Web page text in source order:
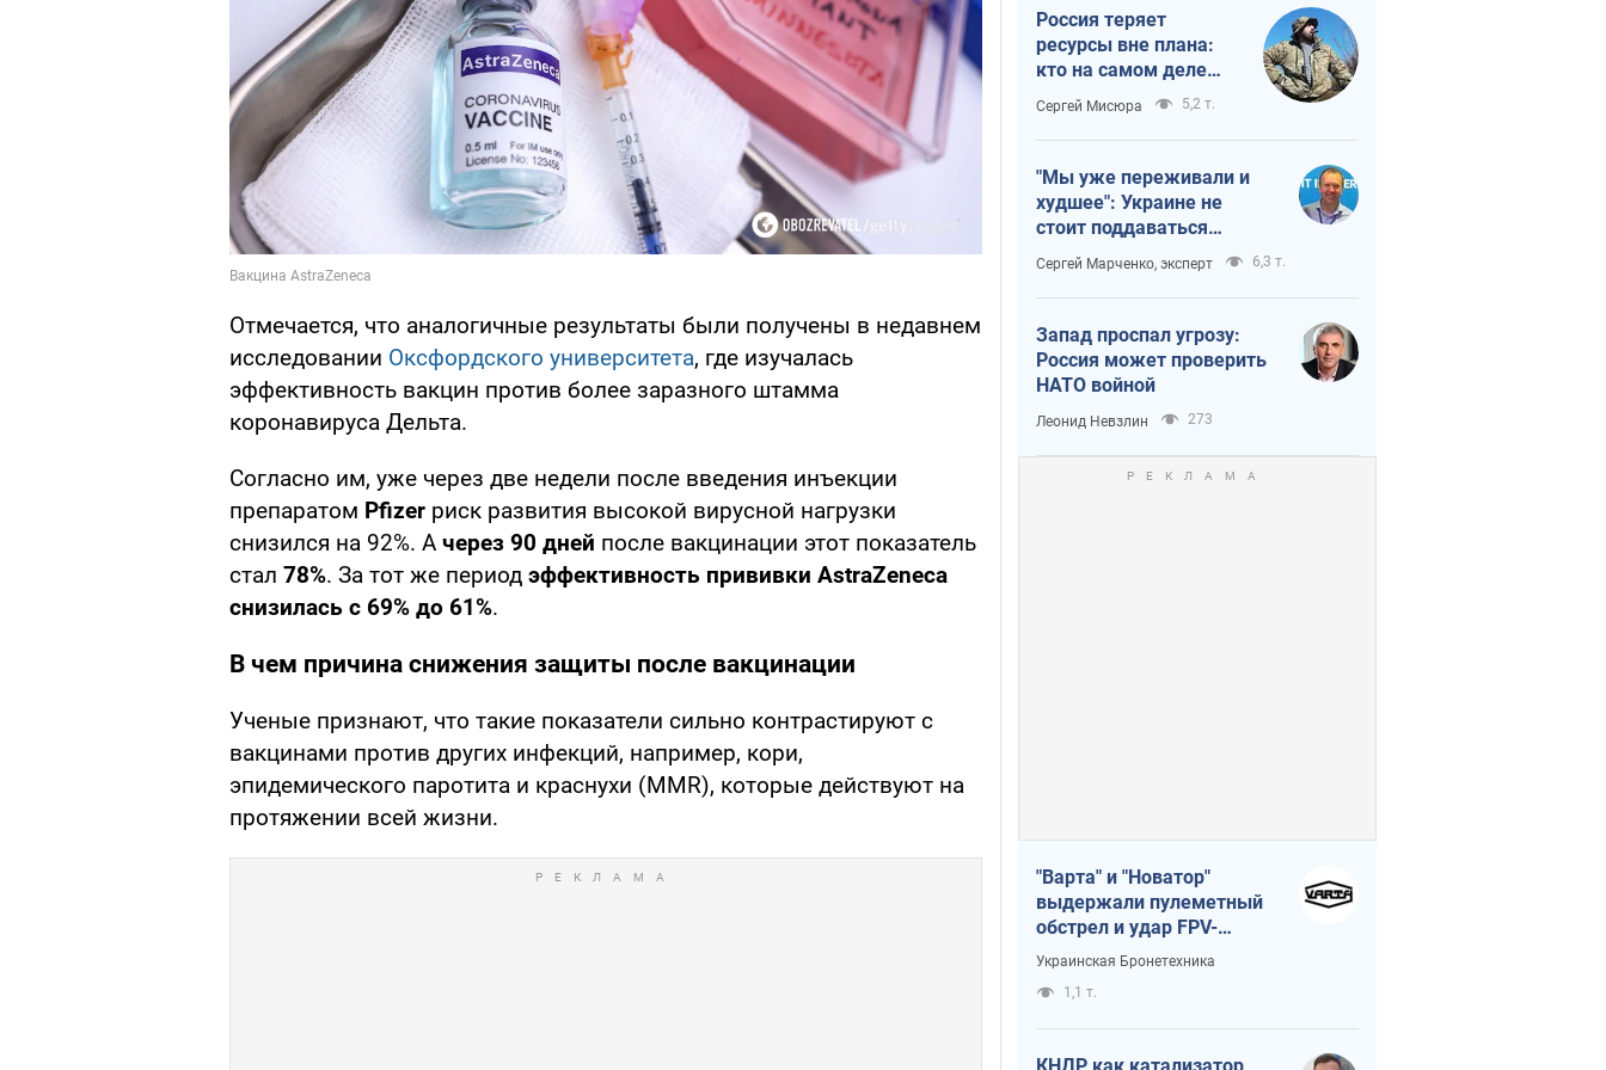
Отмечается, что аналогичные результаты были получены в недавнем
исследовании Оксфордского университета, где изучалась
эффективность вакцин против более заразного штамма
коронавируса Дельта.
Согласно им, уже через две недели после введения инъекции
препаратом Pfizer риск развития высокой вирусной нагрузки
снизился на 92%. А через 90 дней после вакцинации этот показатель
стал 78%. За тот же период эффективность прививки AstraZeneca
снизилась с 69% до 61%.
В чем причина снижения защиты после вакцинации
Ученые признают, что такие показатели сильно контрастируют с
вакцинами против других инфекций, например, кори,
эпидемического паротита и краснухи (MMR), которые действуют на
протяжении всей жизни.
Россия теряет
ресурсы вне плана:
кто на самом деле
диктует темп войны
Сергей Мисюра 5,2 т.
"Мы уже переживали и
худшее": Украине не
стоит поддаваться
отчаянию из-за
ракетного террора
Сергей Марченко, эксперт 6,3 т.
Запад проспал угрозу:
Россия может проверить
НАТО войной
Леонид Невзлин 273
"Варта" и "Новатор"
выдержали пулеметный
обстрел и удар FPV-
дрона, сохранив жизнь
Украинская Бронетехника
1,1 т.